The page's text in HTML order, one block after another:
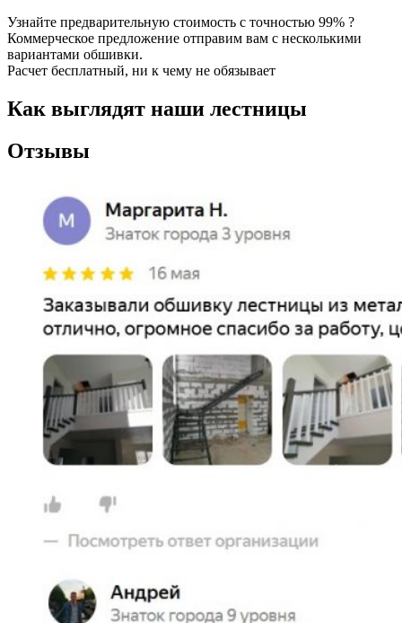
Узнайте предварительную стоимость с точностью 99% ?
Коммерческое предложение отправим вам с несколькими
вариантами обшивки.
Расчет бесплатный, ни к чему не обязывает
Как выглядят наши лестницы
Отзывы